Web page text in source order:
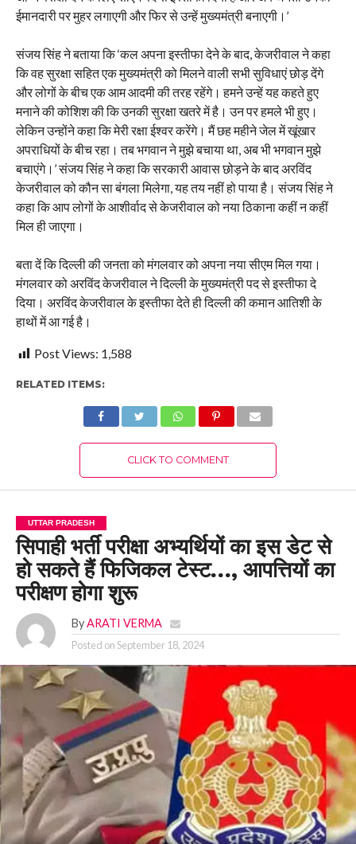
ईमानदारी पर मुहर लगाएगी और फिर से उन्हें मुख्यमंत्री बनाएगी।’
संजय सिंह ने बताया कि ‘कल अपना इस्तीफा देने के बाद, केजरीवाल ने कहा
कि वह सुरक्षा सहित एक मुख्यमंत्री को मिलने वाली सभी सुविधाएं छोड़ देंगे
और लोगों के बीच एक आम आदमी की तरह रहेंगे। हमने उन्हें यह कहते हुए
मनाने की कोशिश की कि उनकी सुरक्षा खतरे में है। उन पर हमले भी हुए।
लेकिन उन्होंने कहा कि मेरी रक्षा ईश्वर करेंगे। मैं छह महीने जेल में खूंखार
अपराधियों के बीच रहा। तब भगवान ने मुझे बचाया था, अब भी भगवान मुझे
बचाएंगे।’ संजय सिंह ने कहा कि सरकारी आवास छोड़ने के बाद अरविंद
केजरीवाल को कौन सा बंगला मिलेगा, यह तय नहीं हो पाया है। संजय सिंह ने
कहा कि आप लोगों के आशीर्वाद से केजरीवाल को नया ठिकाना कहीं न कहीं
मिल ही जाएगा।
बता दें कि दिल्ली की जनता को मंगलवार को अपना नया सीएम मिल गया।
मंगलवार को अरविंद केजरीवाल ने दिल्ली के मुख्यमंत्री पद से इस्तीफा दे
दिया। अरविंद केजरीवाल के इस्तीफा देते ही दिल्ली की कमान आतिशी के
हाथों में आ गई है।
Post Views: 1,588
RELATED ITEMS:
CLICK TO COMMENT
UTTAR PRADESH
सिपाही भर्ती परीक्षा अभ्यर्थियों का इस डेट से
हो सकते हैं फिजिकल टेस्ट…, आपत्तियों का
परीक्षण होगा शुरू
By ARATI VERMA
Posted onSeptember 18, 2024